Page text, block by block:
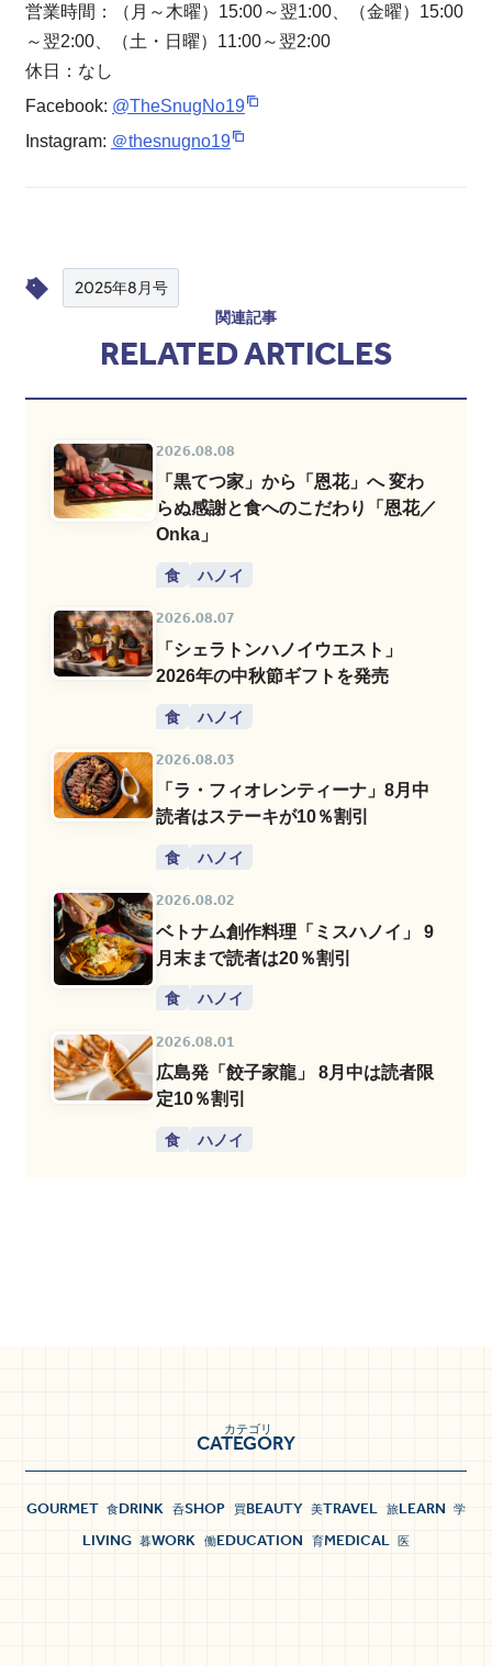
営業時間：（月～木曜）15:00～翌1:00、（金曜）15:00
～翌2:00、（土・日曜）11:00～翌2:00
休日：なし
Facebook: @TheSnugNo19
Instagram: ＠thesnugno19
2025年8月号
関連記事
RELATED ARTICLES
2026.08.08
「黒てつ家」から「恩花」へ 変わ
らぬ感謝と食へのこだわり「恩花／
Onka」
食 ハノイ
2026.08.07
「シェラトンハノイウエスト」
2026年の中秋節ギフトを発売
食 ハノイ
2026.08.03
「ラ・フィオレンティーナ」8月中
読者はステーキが10％割引
食 ハノイ
2026.08.02
ベトナム創作料理「ミスハノイ」 9
月末まで読者は20％割引
食 ハノイ
2026.08.01
広島発「餃子家龍」 8月中は読者限
定10％割引
食 ハノイ
CATEGORY
カテゴリ
GOURMET 食DRINK 呑SHOP 買BEAUTY 美TRAVEL 旅LEARN 学
LIVING 暮WORK 働EDUCATION 育MEDICAL 医